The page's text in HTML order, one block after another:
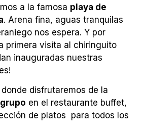
a la famosa playa de
. Arena fina, aguas tranquilas
nos espera. Y por
primera visita al chiringuito
inauguradas nuestras
disfrutaremos de la
en el restaurante buffet,
de platos para todos los